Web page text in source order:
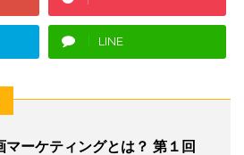
LINE
マーケティングとは？ 第１回